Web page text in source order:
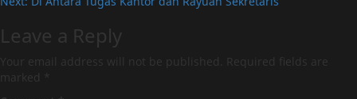
navigation
Leave a Reply
Your email address will not be published.
Required fields are
marked